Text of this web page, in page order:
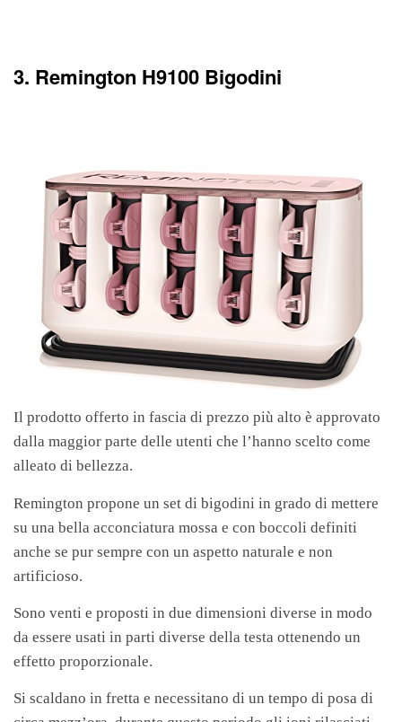
3. Remington H9100 Bigodini
Il prodotto offerto in fascia di prezzo più alto è approvato
dalla maggior parte delle utenti che l’hanno scelto come
alleato di bellezza.
Remington propone un set di bigodini in grado di mettere
su una bella acconciatura mossa e con boccoli definiti
anche se pur sempre con un aspetto naturale e non
artificioso.
Sono venti e proposti in due dimensioni diverse in modo
da essere usati in parti diverse della testa ottenendo un
effetto proporzionale.
Si scaldano in fretta e necessitano di un tempo di posa di